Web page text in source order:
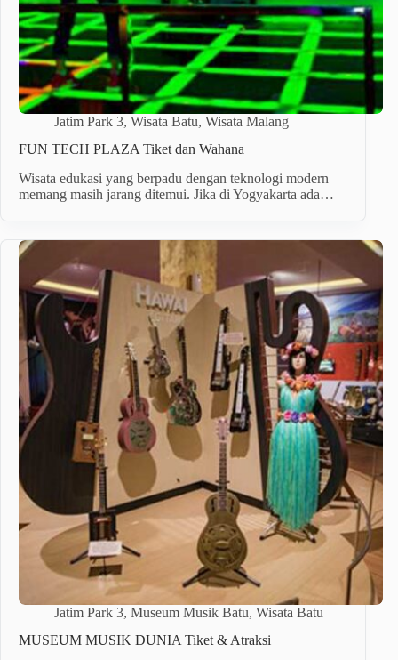
Jatim Park 3, Wisata Batu, Wisata Malang
FUN TECH PLAZA Tiket dan Wahana
Wisata edukasi yang berpadu dengan teknologi modern
memang masih jarang ditemui. Jika di Yogyakarta ada…
Jatim Park 3, Museum Musik Batu, Wisata Batu
MUSEUM MUSIK DUNIA Tiket & Atraksi